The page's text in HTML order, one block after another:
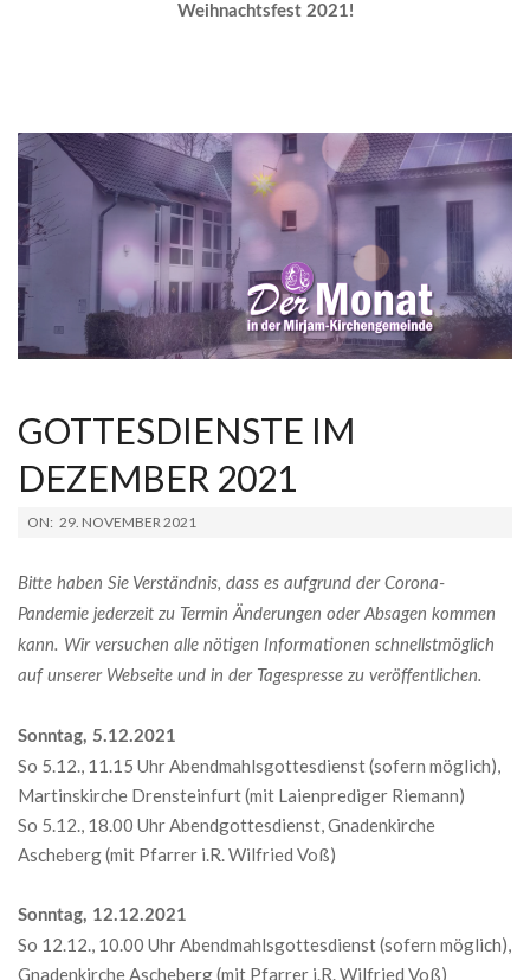
Weihnachtsfest 2021!
GOTTESDIENSTE IM
DEZEMBER 2021
2021-
29
ON: 29. NOVEMBER 2021
Bitte haben Sie Verständnis, dass es aufgrund der Corona-
Pandemie jederzeit zu Termin Änderungen oder Absagen kommen
kann. Wir versuchen alle nötigen Informationen schnellstmöglich
auf unserer Webseite und in der Tagespresse zu veröffentlichen.
Sonntag, 5.12.2021
So 5.12., 11.15 Uhr Abendmahlsgottesdienst (sofern möglich),
Martinskirche Drensteinfurt (mit Laienprediger Riemann)
So 5.12., 18.00 Uhr Abendgottesdienst, Gnadenkirche
Ascheberg (mit Pfarrer i.R. Wilfried Voß)
Sonntag, 12.12.2021
So 12.12., 10.00 Uhr Abendmahlsgottesdienst (sofern möglich),
Gnadenkirche Ascheberg (mit Pfarrer i.R. Wilfried Voß)